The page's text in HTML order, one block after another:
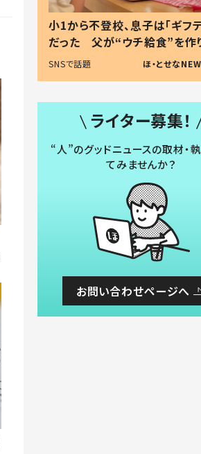
小1から不登校、息子は「ギフテ
だった 父が“ウチ給食”を作
る理由とは #令和の親 #令和
SNSで話題 ほ・とせな
ライター募集！
“人”のグッドニュースの取材・
てみませんか？
お問い合わせページへ